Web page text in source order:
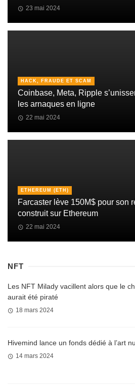
23 mai 2024
HACK, FRAUDE ET SCAM
Coinbase, Meta, Ripple
les arnaques en ligne
22 mai 2024
ETHEREUM (ETH)
Farcaster lève 150M$ pour son
construit sur Ethereum
22 mai 2024
NFT
Les NFT Milady vacillent alors que le
aurait été piraté
18 mars 2024
Hivemind lance un fonds dédié à l’art
14 mars 2024